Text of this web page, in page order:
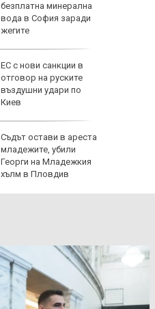
безплатна минерална
вода в София заради
жегите
ЕС с нови санкции в
отговор на руските
въздушни удари по
Киев
Съдът остави в ареста
младежите, убили
Георги на Младежкия
хълм в Пловдив